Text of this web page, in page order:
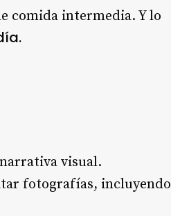
comida intermedia. Y lo
visual.
fotografías, incluyendo